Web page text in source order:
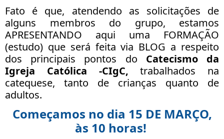
Fato é que, atendendo as solicitações de
alguns membros do grupo, estamos
APRESENTANDO aqui uma FORMAÇÃO
(estudo) que será feita via BLOG a respeito
dos principais pontos do Catecismo da
Igreja Católica -CIgC,trabalhados na
catequese, tanto de crianças quanto de
adultos.
Começamos no dia 15 DE MARÇO,
às 10 horas!